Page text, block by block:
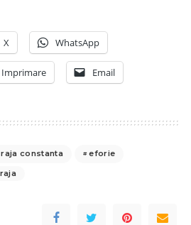
X WhatsApp
Imprimare Email
constanta
eforie
raja